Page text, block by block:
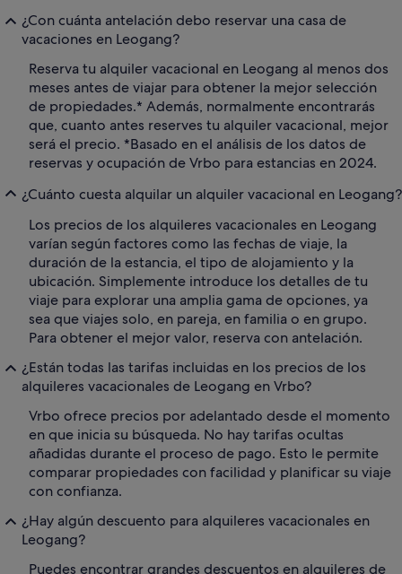
¿Con cuánta antelación debo reservar una casa de
vacaciones en Leogang?
Reserva tu alquiler vacacional en Leogang al menos dos
meses antes de viajar para obtener la mejor selección
de propiedades.* Además, normalmente encontrarás
que, cuanto antes reserves tu alquiler vacacional, mejor
será el precio. *Basado en el análisis de los datos de
reservas y ocupación de Vrbo para estancias en 2024.
¿Cuánto cuesta alquilar un alquiler vacacional en Leogang?
Los precios de los alquileres vacacionales en Leogang
varían según factores como las fechas de viaje, la
duración de la estancia, el tipo de alojamiento y la
ubicación. Simplemente introduce los detalles de tu
viaje para explorar una amplia gama de opciones, ya
sea que viajes solo, en pareja, en familia o en grupo.
Para obtener el mejor valor, reserva con antelación.
¿Están todas las tarifas incluidas en los precios de los
alquileres vacacionales de Leogang en Vrbo?
Vrbo ofrece precios por adelantado desde el momento
en que inicia su búsqueda. No hay tarifas ocultas
añadidas durante el proceso de pago. Esto le permite
comparar propiedades con facilidad y planificar su viaje
con confianza.
¿Hay algún descuento para alquileres vacacionales en
Leogang?
Puedes encontrar grandes descuentos en alquileres de